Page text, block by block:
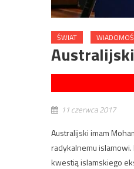
ŚWIAT
11 czerwca 2017
Australijski imam
radykalnemu
kwestią islamskiego